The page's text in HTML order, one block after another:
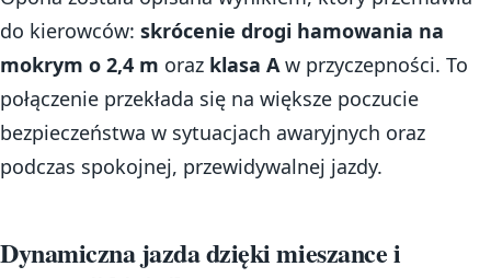
do kierowców: skrócenie drogi hamowania na
mokrym o 2,4 m oraz klasa Aw przyczepności. To
połączenie przekłada się na większe poczucie
bezpieczeństwa w sytuacjach awaryjnych oraz
podczas spokojnej, przewidywalnej jazdy.
Dynamiczna jazda dzięki mieszance i